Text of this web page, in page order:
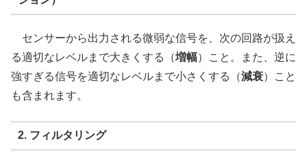
センサーから出力される微弱な信号を、次の回路が扱え
る適切なレベルまで大きくする（増幅）こと。また、逆に
強すぎる信号を適切なレベルまで小さくする（減衰）こと
も含まれます。
2. フィルタリング